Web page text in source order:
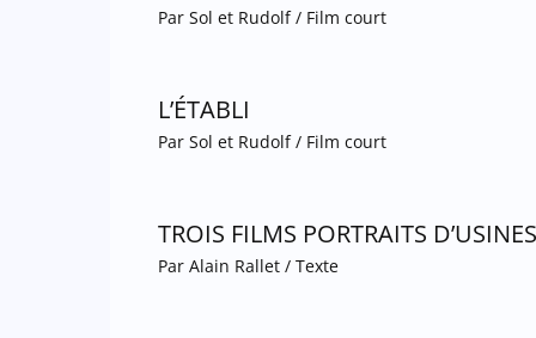
Par Sol et Rudolf/ Film court
L’ÉTABLI
Par Sol et Rudolf/ Film court
TROIS FILMS PORTRAITS D’USINES
Par Alain Rallet / Texte